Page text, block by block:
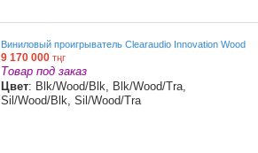
Виниловый проигрыватель Clearaudio Innovation Wood
9 170 000 тңг
Товар под заказ
Цвет: Blk/Wood/Blk, Blk/Wood/Tra,
Sil/Wood/Blk, Sil/Wood/Tra